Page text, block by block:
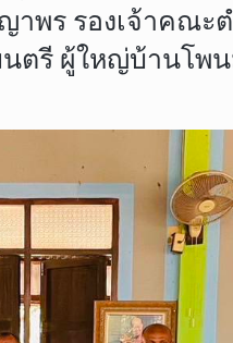
พร รองเจ้าคณะ
ตรี ผู้ใหญ่บ้านโพ